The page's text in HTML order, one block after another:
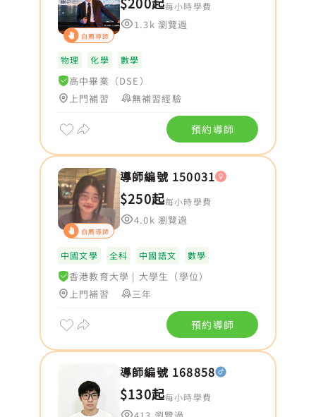
自薦導師
每小時學費
1.3k 瀏覽過
物理 化學 數學
高中畢業（DSE）
上門補習
無補習經驗
預約導師
自薦導師
導師編號 150031
$250起每小時學費
4.0k 瀏覽過
中國文學 全科 中國語文 數學
香港教育大學 | 大學生（學位）
上門補習
三年
預約導師
導師編號 168858
$130起每小時學費